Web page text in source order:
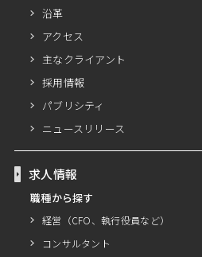
沿革
アクセス
主なクライアント
採用情報
パブリシティ
ニュースリリース
求人情報
職種から探す
経営（CFO、執行役員など）
コンサルタント